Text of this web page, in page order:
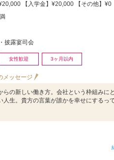
【入学金】¥20,000 【その他】¥0
披露宴司会
女性歓迎 3ヶ月以内
メッセージ
らの新しい働き方。会社という枠組みに
人生。貴方の言葉が誰かを幸せにするっ